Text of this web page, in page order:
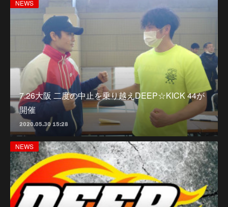
NEWS
7.26大阪 二度の中止を乗り越えDEEP☆KICK 44が
開催
2020.05.30 15:28
NEWS